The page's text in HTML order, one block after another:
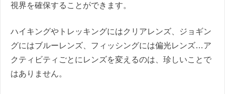
視界を確保することができます。
ハイキングやトレッキングにはクリアレンズ、ジョギン
グにはブルーレンズ、フィッシングには偏光レンズ…ア
クティビティごとにレンズを変えるのは、珍しいことで
はありません。